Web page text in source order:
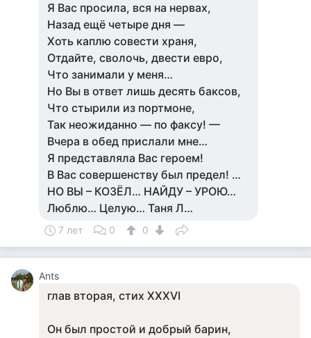
Я Вас просила, вся на нервах,
Назад ещё четыре дня —
Хоть каплю совести храня,
Отдайте, сволочь, двести евро,
Что занимали у меня…
Но Вы в ответ лишь десять баксов,
Что стырили из портмоне,
Так неожиданно — по факсу! —
Вчера в обед прислали мне…
Я представляла Вас героем!
В Вас совершенству был предел! …
НО ВЫ – КОЗЁЛ… НАЙДУ – УРОЮ…
Люблю… Целую… Таня Л…
7 лет 0 0
Ants
глав вторая, стих XXXVI
Он был простой и добрый барин,